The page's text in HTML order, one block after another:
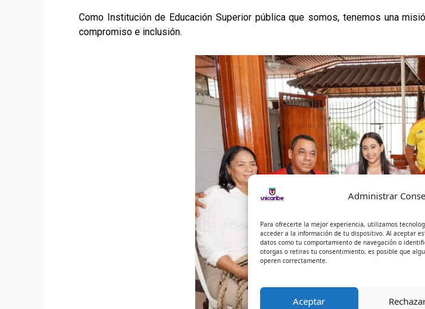
Administrar
Para ofrecerte la mejor experiencia, utilizamos
acceder a la información de tu dispositivo. Al aceptar
datos como tu comportamiento de navegación o
otorgas o retiras tu consentimiento, es posible que
operen correctamente.
Aceptar
Como Institución de Educación Superior pública que somos, tenemos una
compromiso e inclusión.